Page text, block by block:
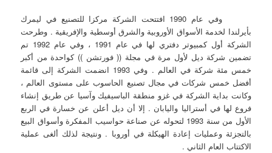
وفي عام 1990 افتتحت الشركة مركزا للتصنيع في ليمرك
بأيرلندا لخدمة الأسواق الأوروبية والشرق أوسطية والإفريقية . وطرحت
الشركة أول كمبيوتر دفتري لها في عام 1991 ، وفي عام 1992 تم
تضمين شركة ديل لأول مرة في مجلة (( فورتشن )) كواحدة من أكبر
خمس مئة شركة في العالم . وفي 1993 انضمت الشركة إلى قائمة
أفضل خمس شركات في مجال تصنيع الحاسوب على مستوى العالم ،
وكانت بداية الشركة في غزو منطقة الباسيفيك وآسيا عن طريق إنشاء
فروع لها في أستراليا واليابان . إلا أن ديل أعلن عن خسارة في الربع
الأول من سنة 1993 لتحوله عن صناعة حواسيب المفكرة وأسواق البيع
بالتجزئة وعمليات إعادة الهيكلة في أوروبا . ونتيجة لذلك ألغى عملية
الاكتتاب العام الثاني .